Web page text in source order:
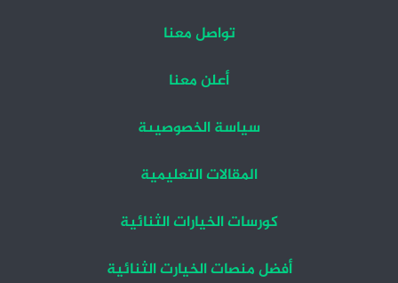
تواصل معنا
أعلن معنا
سياسة الخصوصيىة
المقالات التعليمية
كورسات الخيارات الثنائية
أفضل منصات الخيارت الثنائية